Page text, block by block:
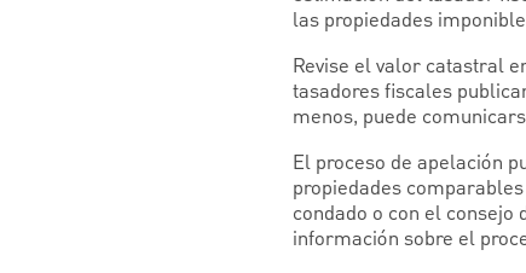
las propiedades
Revise el valor catastral
tasadores fiscales
menos, puede
El proceso de apelación
propiedades
condado o con el
información sobre el